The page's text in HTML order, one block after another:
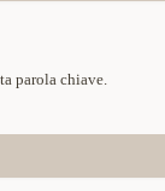
parola chiave.